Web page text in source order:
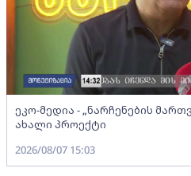
ეკო-მედია - „ნარჩენების
ახალი პროექტი
2026/08/07 15:03